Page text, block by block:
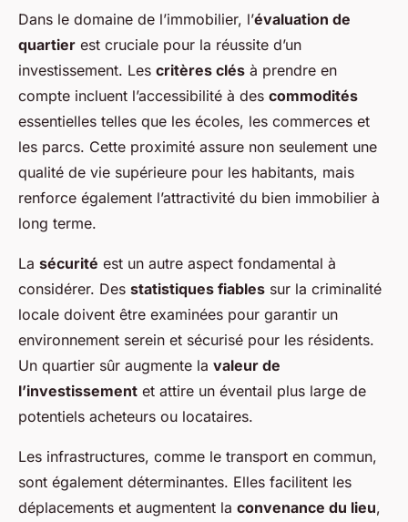
Dans le domaine de l’immobilier, l’évaluation de
quartier est cruciale pour la réussite d’un
investissement. Les critères clés à prendre en
compte incluent l’accessibilité à des commodités
essentielles telles que les écoles, les commerces et
les parcs. Cette proximité assure non seulement une
qualité de vie supérieure pour les habitants, mais
renforce également l’attractivité du bien immobilier à
long terme.
La sécurité est un autre aspect fondamental à
considérer. Des statistiques fiables sur la criminalité
locale doivent être examinées pour garantir un
environnement serein et sécurisé pour les résidents.
Un quartier sûr augmente la valeur de
l’investissement et attire un éventail plus large de
potentiels acheteurs ou locataires.
Les infrastructures, comme le transport en commun,
sont également déterminantes. Elles facilitent les
déplacements et augmentent la convenance du lieu,